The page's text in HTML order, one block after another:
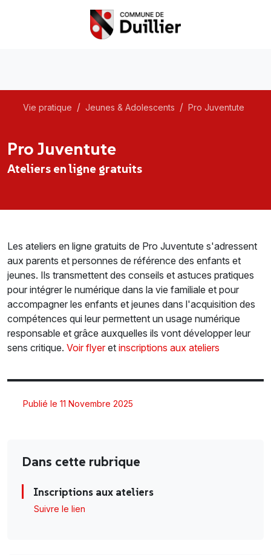
Vie pratique Jeunes & Adolescents Pro Juventute
Pro Juventute
Ateliers en ligne gratuits
Les ateliers en ligne gratuits de Pro Juventute s'adressent
aux parents et personnes de référence des enfants et
jeunes. Ils transmettent des conseils et astuces pratiques
pour intégrer le numérique dans la vie familiale et pour
accompagner les enfants et jeunes dans l'acquisition des
compétences qui leur permettent un usage numérique
responsable et grâce auxquelles ils vont développer leur
sens critique. Voir flyeret inscriptions aux ateliers
Publié le 11 Novembre 2025
Dans cette rubrique
Inscriptions aux ateliers
Suivre le lien